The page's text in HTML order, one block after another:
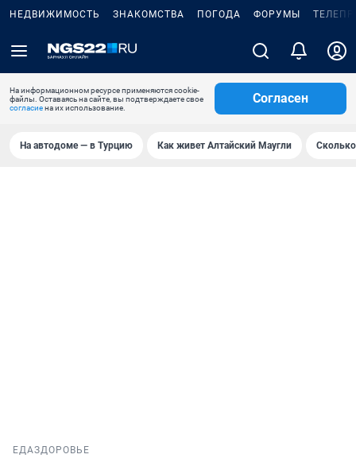
НЕДВИЖИМОСТЬ ЗНАКОМСТВА ПОГОДА ФОРУМЫ
На информационном ресурсе применяются cookie-
файлы. Оставаясь на сайте, вы подтверждаете свое
согласиена их использование.
Согласен
На автодоме — в Турцию Как живет Алтайский Маугли
ЕДАЗДОРОВЬЕ